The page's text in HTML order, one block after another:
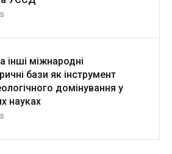
інші міжнародні
бази як інструмент
домінування у
науках